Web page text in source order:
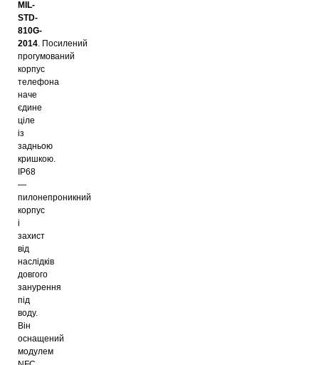
MIL-
STD-
810G-
2014. Посилений
прогумований
корпус
телефона
наче
єдине
ціле
із
задньою
кришкою.
IP68
—
пилонепроникний
корпус
і
захист
від
наслідків
довгого
занурення
під
воду.
Він
оснащений
модулем